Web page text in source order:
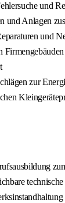
und
und Anlagen
und
Firmengebäuden
zur